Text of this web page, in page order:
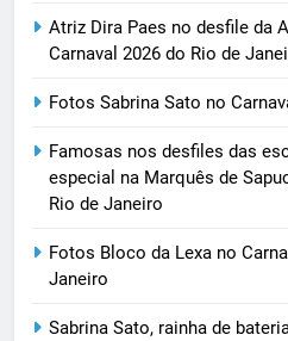
Atriz Dira Paes no desfile da
Carnaval 2026 do Rio de
Fotos Sabrina Sato no
Famosas nos desfiles das
especial na Marquês de
Rio de Janeiro
Fotos Bloco da Lexa no
Janeiro
Sabrina Sato, rainha de